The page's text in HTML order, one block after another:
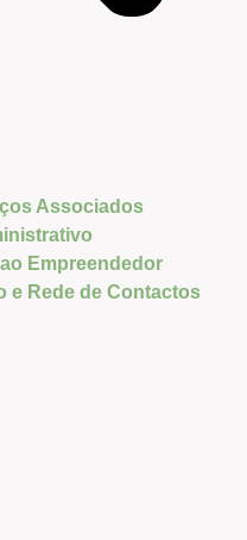
Associados
Empreendedor
e Rede de Contactos